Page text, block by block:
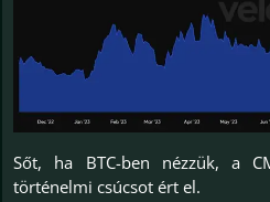
Sőt, ha BTC-ben nézzük, a
történelmi csúcsot ért el.